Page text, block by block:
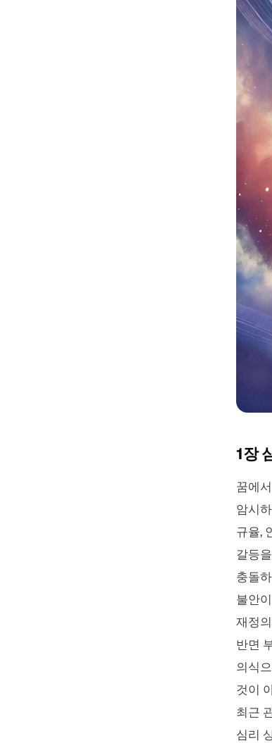
1장
꿈에
암시
규율,
갈등
충돌
불안
재정
반면
의식
것이
최근
심리